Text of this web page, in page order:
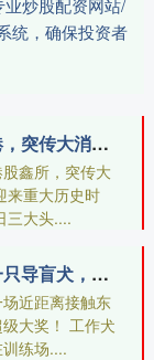
炒股配资网站/
统，确保投资者
股鑫所 重大历史时刻！香港，突传大消息！
股鑫所，突传大
来重大历史时
三大头....
东方财富配资 坐地铁偶遇一只导盲犬，狗子一屁股坐在网友脚上……幸福晕了！
近距离接触东
大奖！ 工作犬
练场....